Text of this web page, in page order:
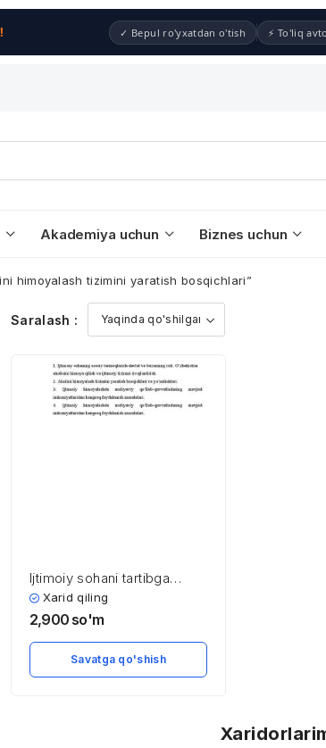
✓ Bepul ro'yxatdan o'tish ⚡ To'liq
Akademiya uchun Biznes uchun
himoyalash tizimini yaratish bosqichlari”
Saralash :
Ijtimoiy sohani tartibga
solishda davlatning roli
Xarid qiling
2,900 so'm
Savatga qo'shish